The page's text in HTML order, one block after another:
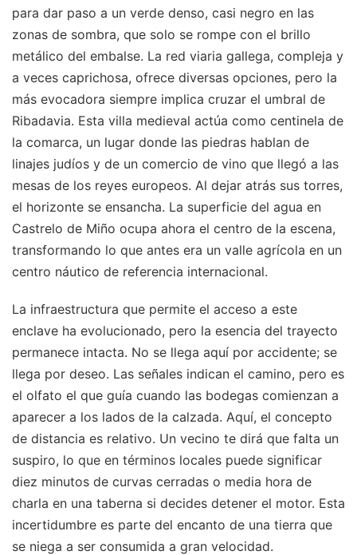
para dar paso a un verde denso, casi negro en las
zonas de sombra, que solo se rompe con el brillo
metálico del embalse. La red viaria gallega, compleja y
a veces caprichosa, ofrece diversas opciones, pero la
más evocadora siempre implica cruzar el umbral de
Ribadavia. Esta villa medieval actúa como centinela de
la comarca, un lugar donde las piedras hablan de
linajes judíos y de un comercio de vino que llegó a las
mesas de los reyes europeos. Al dejar atrás sus torres,
el horizonte se ensancha. La superficie del agua en
Castrelo de Miño ocupa ahora el centro de la escena,
transformando lo que antes era un valle agrícola en un
centro náutico de referencia internacional.
La infraestructura que permite el acceso a este
enclave ha evolucionado, pero la esencia del trayecto
permanece intacta. No se llega aquí por accidente; se
llega por deseo. Las señales indican el camino, pero es
el olfato el que guía cuando las bodegas comienzan a
aparecer a los lados de la calzada. Aquí, el concepto
de distancia es relativo. Un vecino te dirá que falta un
suspiro, lo que en términos locales puede significar
diez minutos de curvas cerradas o media hora de
charla en una taberna si decides detener el motor. Esta
incertidumbre es parte del encanto de una tierra que
se niega a ser consumida a gran velocidad.